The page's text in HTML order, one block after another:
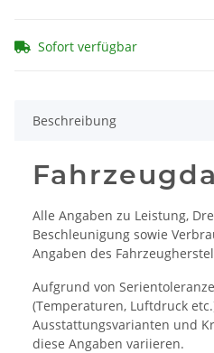
Sofort verfügbar
Beschreibung
Alle Angaben zu Leistung,
Beschleunigung sowie
Angaben des
Aufgrund von
(Temperaturen, Luftdruck
Ausstattungsvarianten und
diese Angaben variieren.